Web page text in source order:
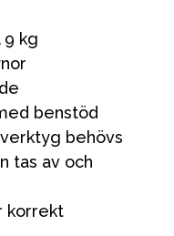
9 kg
benstöd
behövs
tas av och
korrekt